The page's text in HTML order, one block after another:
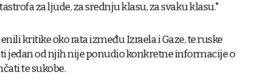
za ljude, za srednju klasu, za svaku klasu."
kritike oko rata između Izraela i Gaze, te ruske
jedan od njih nije ponudio konkretne informacije o
te sukobe.